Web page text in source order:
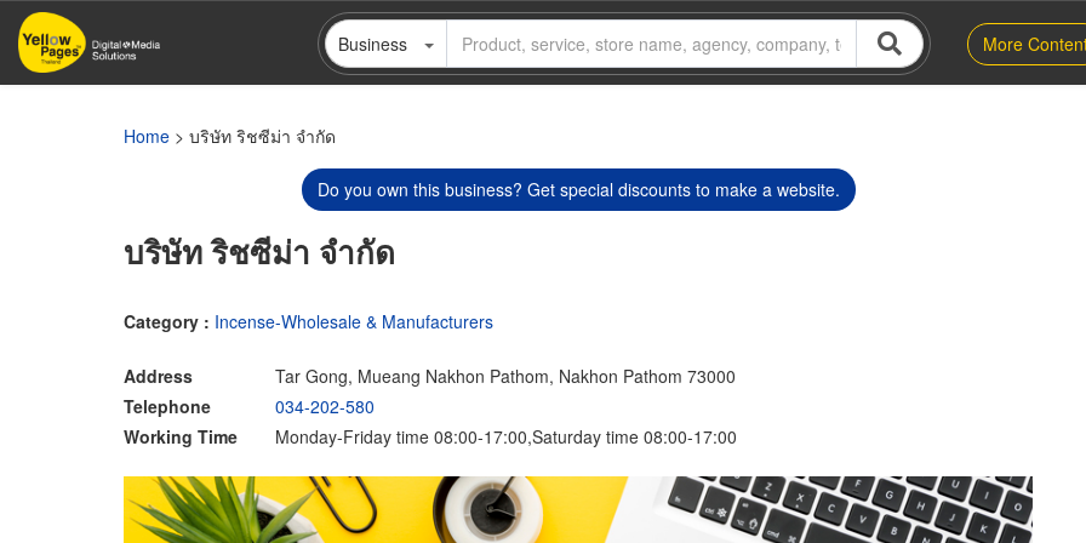
Skip
main
Business More
Home > บริษัท ริชซีม่า จำกัด
Do you own this business? Get special discounts to make a website.
บริษัท ริชซีม่า จำกัด
Category : Incense-Wholesale & Manufacturers
Address
Tar Gong, Mueang Nakhon Pathom, Nakhon Pathom 73000
Telephone
034-202-580
Working Time
Monday-Friday time 08:00-17:00,Saturday time 08:00-17:00